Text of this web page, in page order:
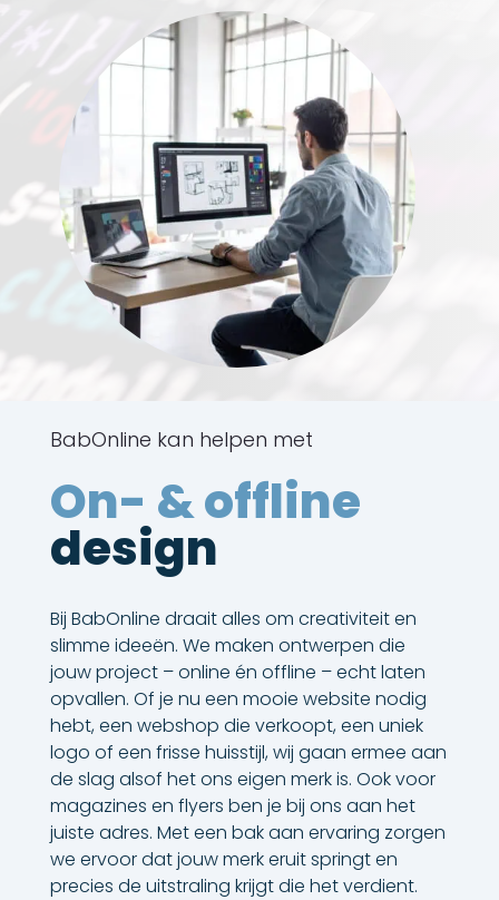
BabOnline kan helpen met
On- & offline
design
Bij BabOnline draait alles om creativiteit en
slimme ideeën. We maken ontwerpen die
jouw project – online én offline – echt laten
opvallen. Of je nu een mooie website nodig
hebt, een webshop die verkoopt, een uniek
logo of een frisse huisstijl, wij gaan ermee aan
de slag alsof het ons eigen merk is. Ook voor
magazines en flyers ben je bij ons aan het
juiste adres. Met een bak aan ervaring zorgen
we ervoor dat jouw merk eruit springt en
precies de uitstraling krijgt die het verdient.